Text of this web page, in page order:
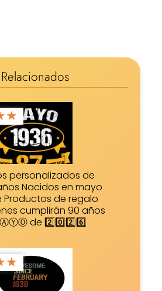
★
personalizados de
Nacidos en mayo
Productos de regalo
cumplirán 90 años
de 2️⃣0️⃣2️⃣6️⃣
★